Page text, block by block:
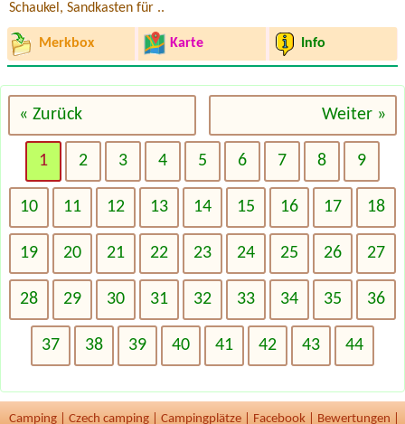
Schaukel, Sandkasten für ..
Merkbox Karte Info
« Zurück Weiter »
1 2 3 4 5 6 7 8 9
10 11 12 13 14 15 16 17 18
19 20 21 22 23 24 25 26 27
28 29 30 31 32 33 34 35 36
37 38 39 40 41 42 43 44
Camping Czech camping Campingplätze Facebook Bewertungen